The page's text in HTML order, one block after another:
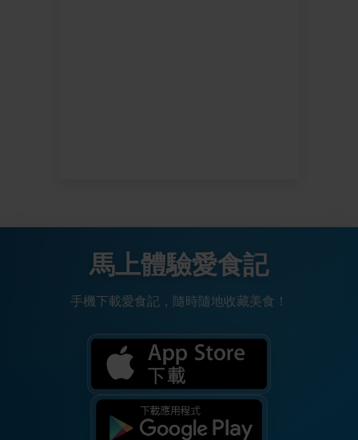
馬上體驗愛食記
手機下載愛食記，隨時隨地收藏美食！